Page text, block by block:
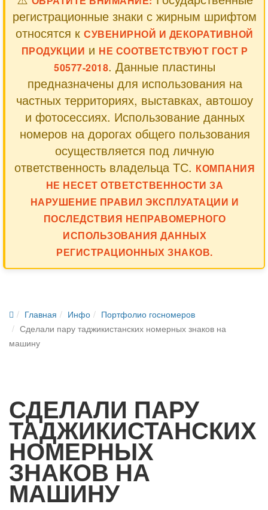
регистрационные знаки с жирным шрифтом
относятся кСУВЕНИРНОЙ И ДЕКОРАТИВНОЙ
ПРОДУКЦИИ и НЕ СООТВЕТСТВУЮТ ГОСТ Р
50577-2018. Данные пластины
предназначены для использования на
частных территориях, выставках, автошоу
и фотосессиях. Использование данных
номеров на дорогах общего пользования
осуществляется под личную
ответственность владельца ТС. КОМПАНИЯ
НЕ НЕСЕТ ОТВЕТСТВЕННОСТИ ЗА
НАРУШЕНИЕ ПРАВИЛ ЭКСПЛУАТАЦИИ И
ПОСЛЕДСТВИЯ НЕПРАВОМЕРНОГО
ИСПОЛЬЗОВАНИЯ ДАННЫХ
РЕГИСТРАЦИОННЫХ ЗНАКОВ.
Главная Инфо
Портфолио госномеров
Сделали пару таджикистанских номерных знаков на
машину
СДЕЛАЛИ ПАРУ
ТАДЖИКИСТАНСКИХ
НОМЕРНЫХ
ЗНАКОВ НА
МАШИНУ